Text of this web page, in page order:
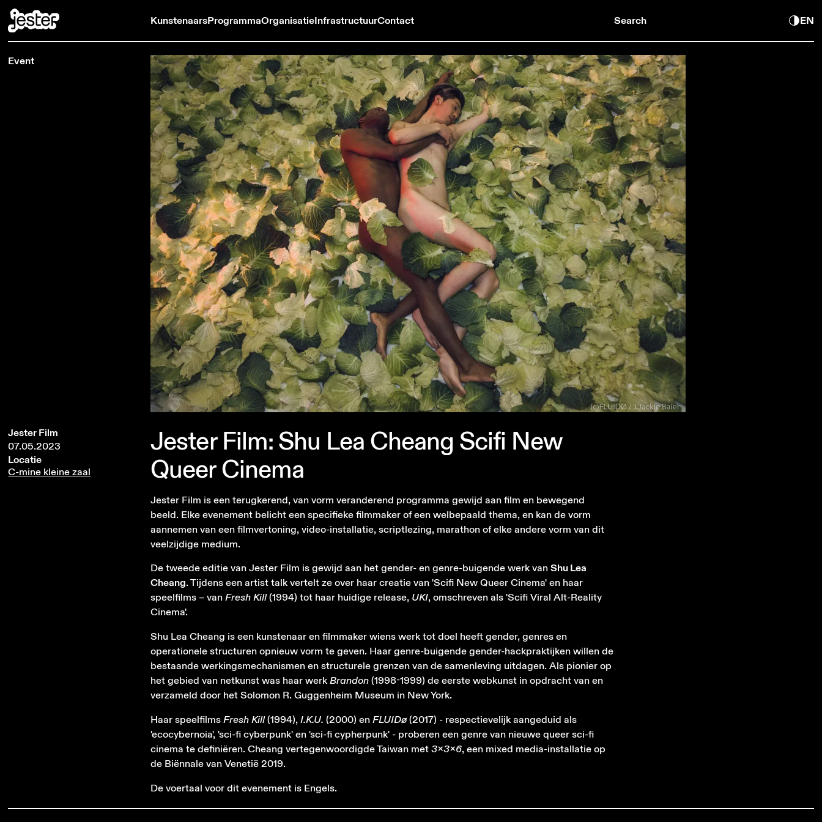
KunstenaarsProgrammaOrganisatieInfrastructuurContact Search EN
Event
Jester Film
07.05.2023
Locatie
C-mine kleine zaal
Jester Film:Shu Lea Cheang Scifi New
QueerCinema
Jester Film is een terugkerend, van vorm veranderend programma gewijd aan film en bewegend
beeld. Elke evenement belicht een specifieke filmmaker of een welbepaald thema, en kan de vorm
aannemen van een filmvertoning, video-installatie, scriptlezing, marathon of elke andere vorm van dit
veelzijdige medium.
De tweede editie van Jester Film is gewijd aan het gender- en genre-buigende werk vanShu Lea
Cheang. Tijdens een artist talk vertelt ze over haar creatie van 'Scifi New Queer Cinema' en haar
speelfilms – vanFresh Kill(1994) tot haar huidige release, UKI, omschreven als 'Scifi Viral Alt-Reality
Cinema'.
Shu Lea Cheang is een kunstenaar en filmmaker wiens werk tot doel heeft gender, genres en
operationele structuren opnieuw vorm te geven. Haar genre-buigende gender-hackpraktijken willen de
bestaande werkingsmechanismen en structurele grenzen van de samenleving uitdagen. Als pionier op
het gebied van netkunst was haar werkBrandon(1998-1999) de eerste webkunst in opdracht van en
verzameld door het Solomon R. Guggenheim Museum in New York.
Haar speelfilmsFresh Kill(1994),I.K.U. (2000) enFLUIDø(2017) - respectievelijk aangeduid als
'ecocybernoia', 'sci-fi cyberpunk' en 'sci-fi cypherpunk' - proberen een genre van nieuwe queer sci-fi
cinema te definiëren. Cheang vertegenwoordigde Taiwan met3x3x6, een mixed media-installatie op
de Biënnale van Venetië 2019.
De voertaal voor dit evenement is Engels.